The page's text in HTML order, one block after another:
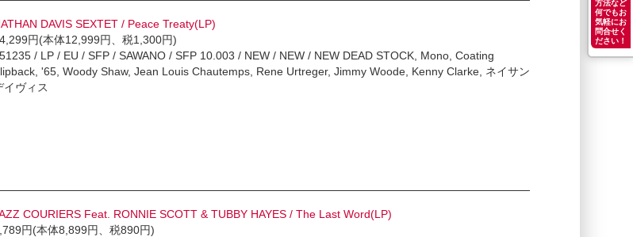
方法など
何でもお
気軽にお
問合せく
ださい！
DAVIS SEXTET / Peace Treaty(LP)
円(本体12,999円、税1,300円)
/ LP / EU / SFP / SAWANO / SFP 10.003 / NEW / NEW / NEW DEAD STOCK, Mono, Coating
'65, Woody Shaw, Jean Louis Chautemps, Rene Urtreger, Jimmy Woode, Kenny Clarke, ネイサン
イヴィス
COURIERS Feat. RONNIE SCOTT & TUBBY HAYES / The Last Word(LP)
円(本体8,899円、税890円)